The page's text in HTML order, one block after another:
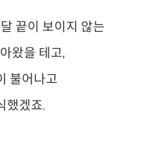
끝이 보이지 않는
왔을 테고,
불어나고
했겠죠.